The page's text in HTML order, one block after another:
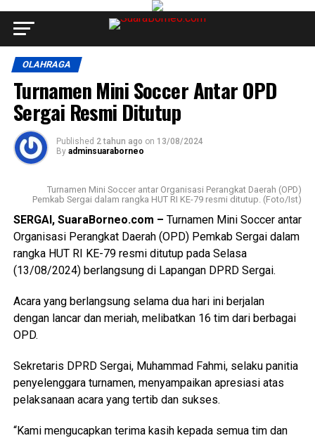
OLAHRAGA
Turnamen Mini Soccer Antar OPD
Sergai Resmi Ditutup
Published 2 tahun ago on 13/08/2024
By adminsuaraborneo
Turnamen Mini Soccer antar Organisasi Perangkat Daerah (OPD)
Pemkab Sergai dalam rangka HUT RI KE-79 resmi ditutup. (Foto/Ist)
SERGAI, SuaraBorneo.com – Turnamen Mini Soccer antar
Organisasi Perangkat Daerah (OPD) Pemkab Sergai dalam
rangka HUT RI KE-79 resmi ditutup pada Selasa
(13/08/2024) berlangsung di Lapangan DPRD Sergai.
Acara yang berlangsung selama dua hari ini berjalan
dengan lancar dan meriah, melibatkan 16 tim dari berbagai
OPD.
Sekretaris DPRD Sergai, Muhammad Fahmi, selaku panitia
penyelenggara turnamen, menyampaikan apresiasi atas
pelaksanaan acara yang tertib dan sukses.
“Kami mengucapkan terima kasih kepada semua tim dan